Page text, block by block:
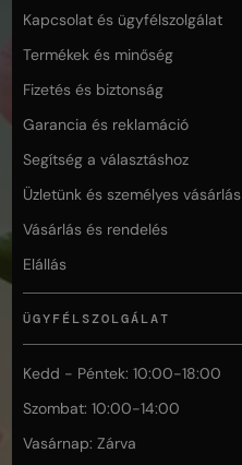
Kapcsolat és ügyfélszolgálat
Termékek és minőség
Fizetés és biztonság
Garancia és reklamáció
Segítség a választáshoz
Üzletünk és személyes vásárlás
Vásárlás és rendelés
Elállás
ÜGYFÉLSZOLGÁLAT
Kedd - Péntek: 10:00-18:00
Szombat: 10:00-14:00
Vasárnap: Zárva